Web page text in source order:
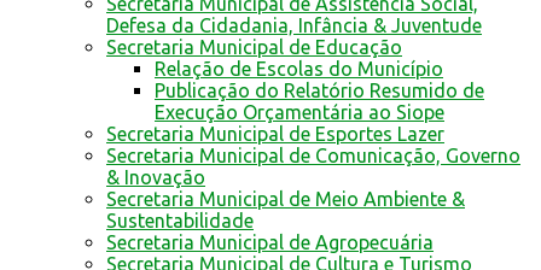
Defesa da Cidadania, Infância & Juventude
Secretaria Municipal de Educação
Relação de Escolas do Município
Publicação do Relatório Resumido de
Execução Orçamentária ao Siope
Secretaria Municipal de Esportes Lazer
Secretaria Municipal de Comunicação, Governo
& Inovação
Secretaria Municipal de Meio Ambiente &
Sustentabilidade
Secretaria Municipal de Agropecuária
Secretaria Municipal de Cultura e Turismo